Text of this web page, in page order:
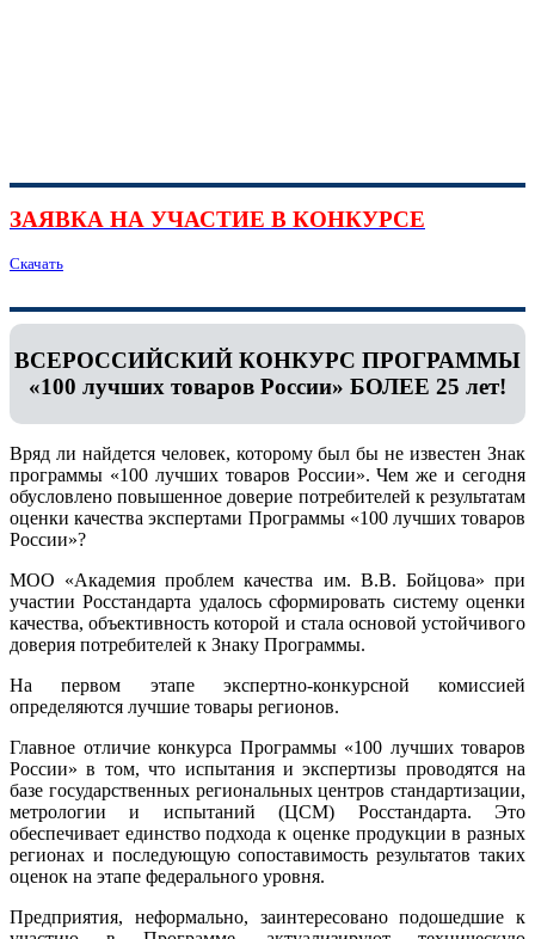
ЗАЯВКА НА УЧАСТИЕ В КОНКУРСЕ
Скачать
ВСЕРОССИЙСКИЙ КОНКУРС ПРОГРАММЫ
«100 лучших товаров России» БОЛЕЕ 25 лет!
Вряд ли найдется человек, которому был бы не известен Знак
программы «100 лучших товаров России». Чем же и сегодня
обусловлено повышенное доверие потребителей к результатам
оценки качества экспертами Программы «100 лучших товаров
России»?
МОО «Академия проблем качества им. В.В. Бойцова» при
участии Росстандарта удалось сформировать систему оценки
качества, объективность которой и стала основой устойчивого
доверия потребителей к Знаку Программы.
На первом этапе экспертно-конкурсной комиссией
определяются лучшие товары регионов.
Главное отличие конкурса Программы «100 лучших товаров
России» в том, что испытания и экспертизы проводятся на
базе государственных региональных центров стандартизации,
метрологии и испытаний (ЦCM) Росстандарта. Это
обеспечивает единство подхода к оценке продукции в разных
регионах и последующую сопоставимость результатов таких
оценок на этапе федерального уровня.
Предприятия, неформально, заинтересовано подошедшие к